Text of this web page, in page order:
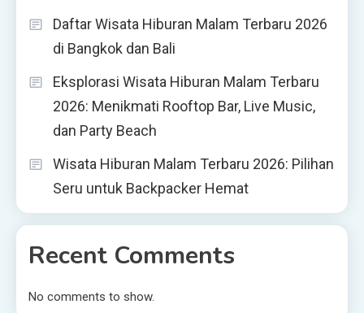
Daftar Wisata Hiburan Malam Terbaru 2026
di Bangkok dan Bali
Eksplorasi Wisata Hiburan Malam Terbaru
2026: Menikmati Rooftop Bar, Live Music,
dan Party Beach
Wisata Hiburan Malam Terbaru 2026: Pilihan
Seru untuk Backpacker Hemat
Recent Comments
No comments to show.